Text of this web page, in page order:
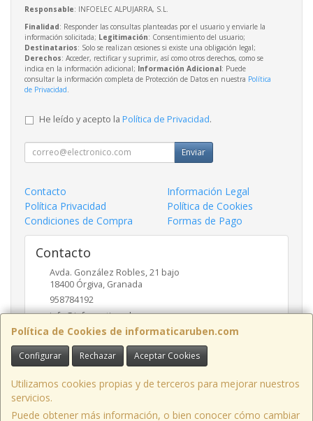
Política de Cookies de informaticaruben.com
Configurar Rechazar Aceptar Cookies
Utilizamos cookies propias y de terceros para mejorar nuestros
servicios.
Puede obtener más información, o bien conocer cómo cambiar
Responsable: INFOELEC ALPUJARRA, S.L.
Finalidad: Responder las consultas planteadas por el usuario y enviarle la
información solicitada; Legitimación: Consentimiento del usuario;
Destinatarios: Solo se realizan cesiones si existe una obligación legal;
Derechos: Acceder, rectificar y suprimir, así como otros derechos, como se
indica en la información adicional; Información Adicional: Puede
consultar la información completa de Protección de Datos en nuestra Política
de Privacidad
He leído y acepto la Política de Privacidad.
Enviar
Contacto
Información Legal
Política Privacidad
Política de Cookies
Condiciones de Compra
Formas de Pago
Contacto
Avda. González Robles, 21 bajo
18400 Órgiva, Granada
958784192
info@informaticaruben.com
Horario
9.30 a 14 y 17 a 20 horas